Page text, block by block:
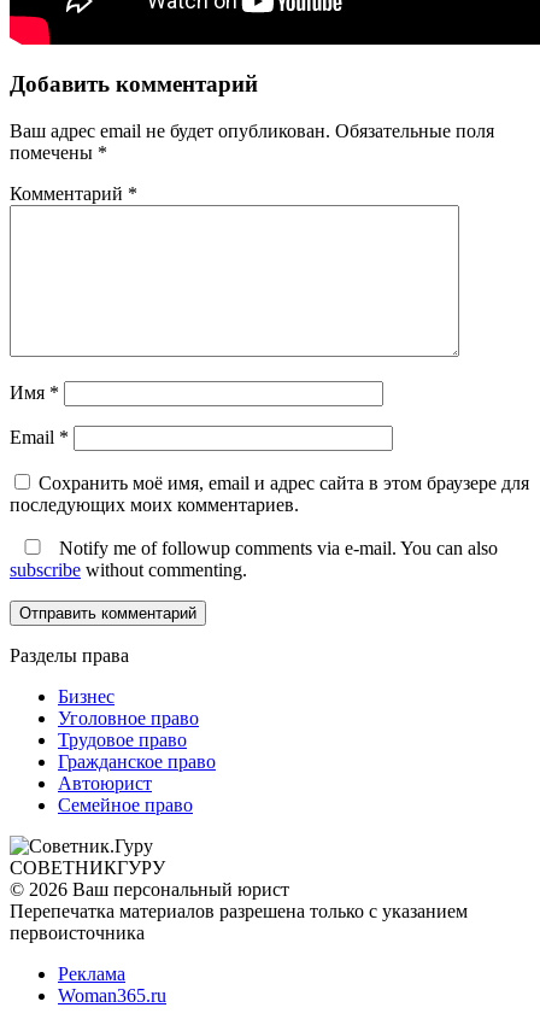
Добавить комментарий
Ваш адрес email не будет опубликован. Обязательные поля
помечены *
Комментарий *
Имя *
Email *
Сохранить моё имя, email и адрес сайта в этом браузере для
последующих моих комментариев.
Notify me of followup comments via e-mail. You can also
subscribe without commenting.
Разделы права
Бизнес
Уголовное право
Трудовое право
Гражданское право
Автоюрист
Семейное право
СОВЕТНИКГУРУ
© 2026 Ваш персональный юрист
Перепечатка материалов разрешена только с указанием
первоисточника
Реклама
Woman365.ru